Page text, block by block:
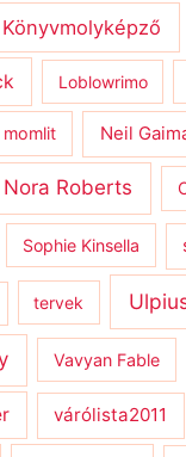
Könyvmolyképző
Loblowrimo
momlit Neil
Nora Roberts
Sophie Kinsella
tervek
Vavyan Fable
várólista2011